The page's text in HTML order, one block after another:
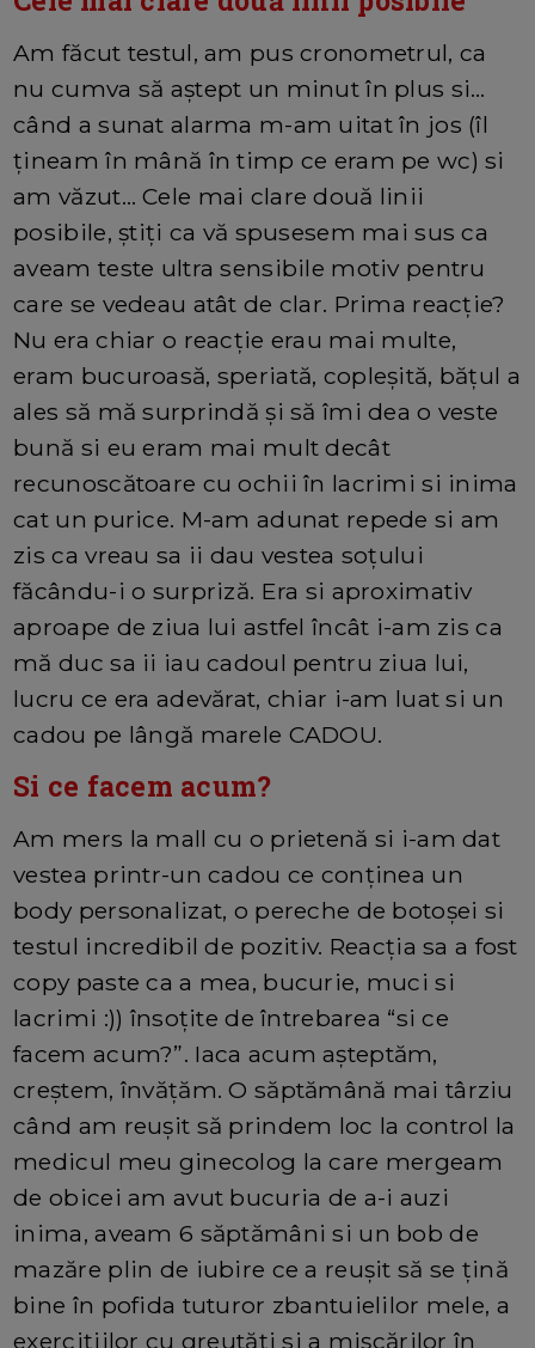
Am făcut testul, am pus cronometrul, ca
nu cumva să aștept un minut în plus si…
când a sunat alarma m-am uitat în jos (îl
țineam în mână în timp ce eram pe wc) si
am văzut… Cele mai clare două linii
posibile, știți ca vă spusesem mai sus ca
aveam teste ultra sensibile motiv pentru
care se vedeau atât de clar. Prima reacție?
Nu era chiar o reacție erau mai multe,
eram bucuroasă, speriată, copleșită, bățul a
ales să mă surprindă și să îmi dea o veste
bună si eu eram mai mult decât
recunoscătoare cu ochii în lacrimi si inima
cat un purice. M-am adunat repede si am
zis ca vreau sa ii dau vestea soțului
făcându-i o surpriză. Era si aproximativ
aproape de ziua lui astfel încât i-am zis ca
mă duc sa ii iau cadoul pentru ziua lui,
lucru ce era adevărat, chiar i-am luat si un
cadou pe lângă marele CADOU.
Si ce facem acum?
Am mers la mall cu o prietenă si i-am dat
vestea printr-un cadou ce conținea un
body personalizat, o pereche de botoșei si
testul incredibil de pozitiv. Reacția sa a fost
copy paste ca a mea, bucurie, muci si
lacrimi :)) însoțite de întrebarea “si ce
facem acum?”. Iaca acum așteptăm,
creștem, învățăm. O săptămână mai târziu
când am reușit să prindem loc la control la
medicul meu ginecolog la care mergeam
de obicei am avut bucuria de a-i auzi
inima, aveam 6 săptămâni si un bob de
mazăre plin de iubire ce a reușit să se țină
bine în pofida tuturor zbantuielilor mele, a
exercițiilor cu greutăți si a mișcărilor în